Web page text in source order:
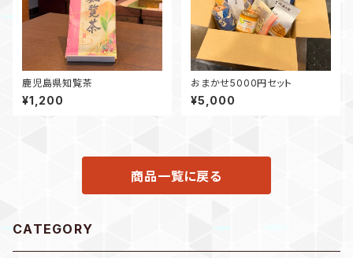
鹿児島県知覧茶
¥1,200
おまかせ5000円セット
¥5,000
商品一覧に戻る
CATEGORY